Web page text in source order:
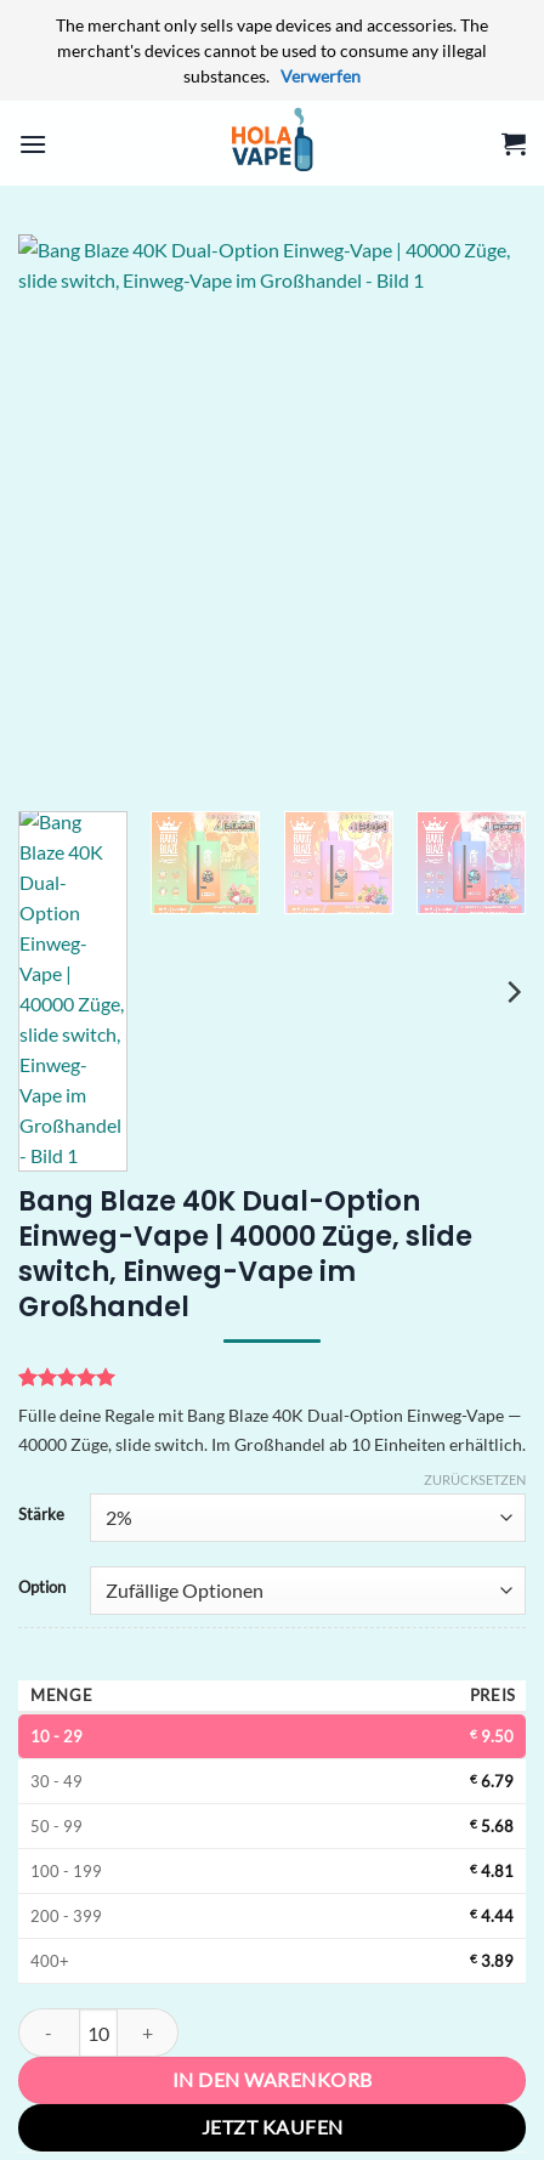
The merchant only sells vape devices and accessories. The
merchant's devices cannot be used to consume any illegal
substances. Verwerfen
Inhalt
Bang Blaze 40K Dual-Option
Einweg-Vape | 40000 Züge, slide
switch, Einweg-Vape im
Großhandel
Bewertet
mit5von
5, basierend
4
Fülle deine Regale mit Bang Blaze 40K Dual-Option Einweg-Vape —
40000 Züge, slide switch. Im Großhandel ab 10 Einheiten erhältlich.
Stärke
Option
ZURÜCKSETZEN
MENGE PREIS
10 - 29 € 9.50
30 - 49 € 6.79
50 - 99 € 5.68
100 - 199 € 4.81
200 - 399 € 4.44
400+ € 3.89
Bang Blaze 40K Dual-Option Einweg-Vape | 40000 Züge, slide
IN DEN WARENKORB
JETZT KAUFEN